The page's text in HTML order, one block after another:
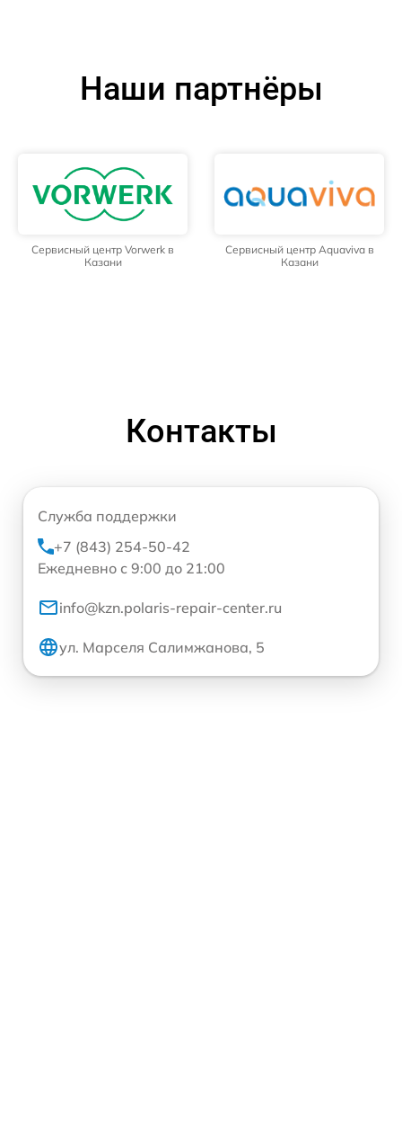
Наши партнёры
Сервисный центр Vorwerk в
Казани
Сервисный центр Aquaviva в
Казани
Контакты
Служба поддержки
+7 (843) 254-50-42
Ежедневно с 9:00 до 21:00
info@kzn.polaris-repair-center.ru
ул. Марселя Салимжанова, 5